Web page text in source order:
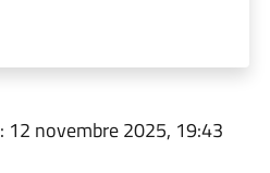
: 12 novembre 2025, 19:43